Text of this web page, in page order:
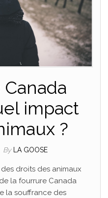
impact
?
By LA GOOSE
droits des animaux
la fourrure Canada
la souffrance des